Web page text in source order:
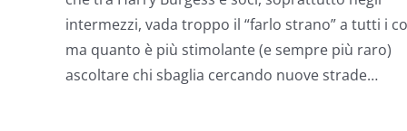
intermezzi, vada troppo il “farlo strano” a tutti i
ma quanto è più stimolante (e sempre più raro)
ascoltare chi sbaglia cercando nuove strade…